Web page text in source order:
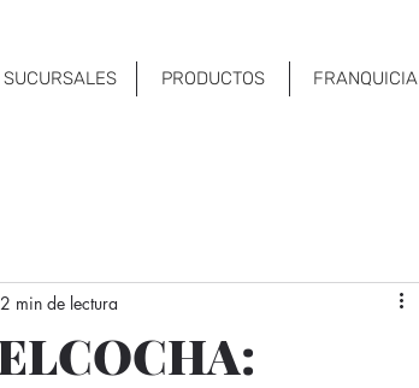
SUCURSALES PRODUCTOS FRANQUICIA
2 min de lectura